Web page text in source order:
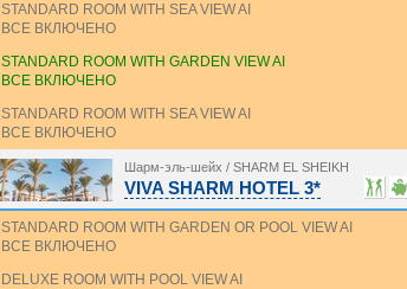
STANDARD ROOM WITH SEA VIEW AI
ВСЕ ВКЛЮЧЕНО
STANDARD ROOM WITH GARDEN VIEW AI
ВСЕ ВКЛЮЧЕНО
STANDARD ROOM WITH SEA VIEW AI
ВСЕ ВКЛЮЧЕНО
Шарм-эль-шейх / SHARM EL SHEIKH
VIVA SHARM HOTEL 3*
STANDARD ROOM WITH GARDEN OR POOL VIEW AI
ВСЕ ВКЛЮЧЕНО
DELUXE ROOM WITH POOL VIEW AI